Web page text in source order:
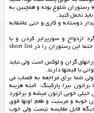
رستوران شلوغ بوده و همچنین به
تحمل کنید.
دوستانه و کاری و حتی عاشقانه
ازدواج و سورپرایز کردن و یا
رستوران مناسب برای قرارهای مهم کاری هستید حتما این رستوران را در short list
گران و لوکس است ولی نباید
با قیمتها دارند.
شما برای مراجعه به قصاب می
ببرا پارکینگ. البته هزینه
خیلی خوبی ازتون میشه و برخورد
خوبه و مرینیت و طعم اونها فوق
دیگه قابل مقایسه نیست ولی خوب